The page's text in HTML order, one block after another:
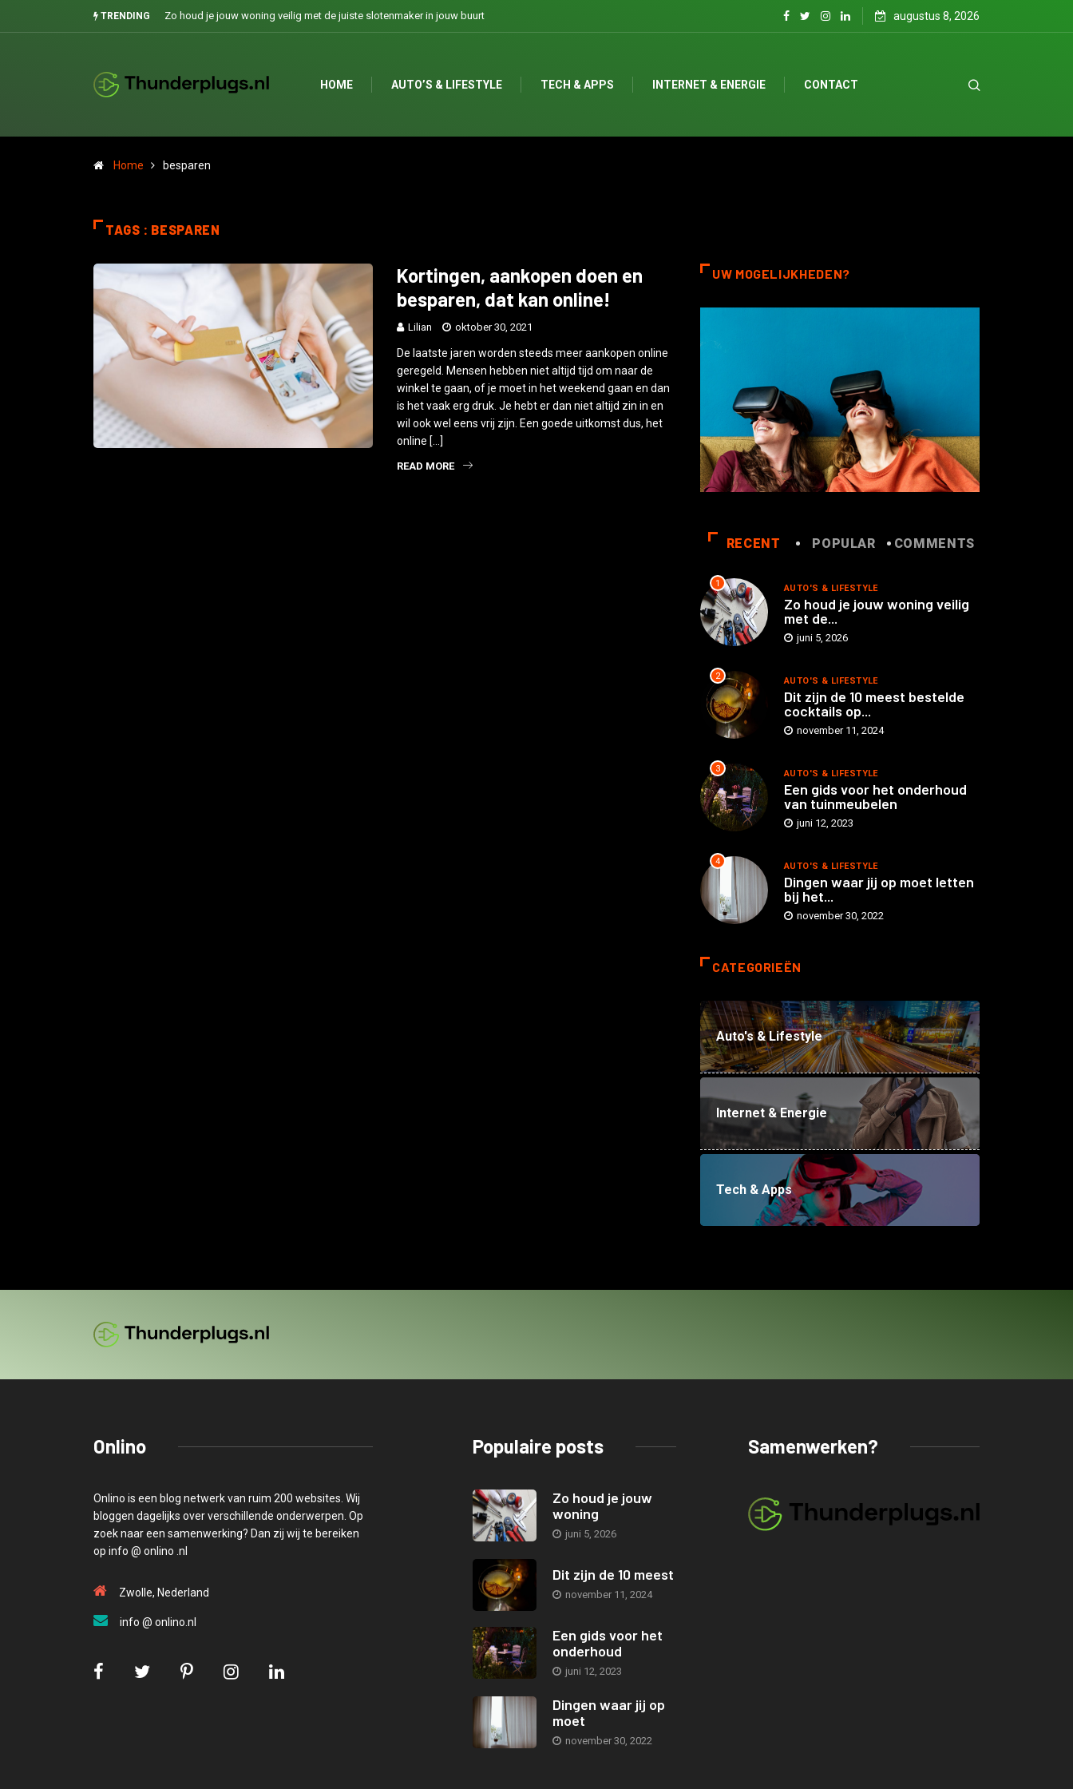
TRENDING Zo houd je jouw woning veilig met de juiste slotenmaker in jouw buurt augustus 8, 2026
HOME AUTO’S & LIFESTYLE TECH & APPS INTERNET & ENERGIE CONTACT
Home besparen
TAGS : BESPAREN
Kortingen, aankopen doen en
besparen, dat kan online!
Lilian oktober 30, 2021
De laatste jaren worden steeds meer aankopen online
geregeld. Mensen hebben niet altijd tijd om naar de
winkel te gaan, of je moet in het weekend gaan en dan
is het vaak erg druk. Je hebt er dan niet altijd zin in en
wil ook wel eens vrij zijn. Een goede uitkomst dus, het
online […]
READ MORE
UW MOGELIJKHEDEN?
RECENT POPULAR COMMENTS
1 AUTO'S & LIFESTYLE
Zo houd je jouw woning veilig
met de...
juni 5, 2026
2 AUTO'S & LIFESTYLE
Dit zijn de 10 meest bestelde
cocktails op...
november 11, 2024
3 AUTO'S & LIFESTYLE
Een gids voor het onderhoud
van tuinmeubelen
juni 12, 2023
4 AUTO'S & LIFESTYLE
Dingen waar jij op moet letten
bij het...
november 30, 2022
CATEGORIEËN
Auto's & Lifestyle
Internet & Energie
Tech & Apps
Onlino
Onlino is een blog netwerk van ruim 200 websites. Wij
bloggen dagelijks over verschillende onderwerpen. Op
zoek naar een samenwerking? Dan zij wij te bereiken
op info @ onlino .nl
Zwolle, Nederland
info @ onlino.nl
Populaire posts
Zo houd je jouw
woning
juni 5, 2026
Dit zijn de 10 meest
november 11, 2024
Een gids voor het
onderhoud
juni 12, 2023
Dingen waar jij op
moet
november 30, 2022
Samenwerken?